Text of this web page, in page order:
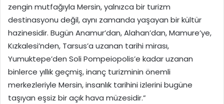
zengin mutfağıyla Mersin, yalnızca bir turizm
destinasyonu değil, aynı zamanda yaşayan bir kültür
hazinesidir. Bugün Anamur’dan, Alahan’dan, Mamure’ye,
Kızkalesi’nden, Tarsus’a uzanan tarihi mirası,
Yumuktepe’den Soli Pompeiopolis’e kadar uzanan
binlerce yıllık geçmiş, inanç turizminin önemli
merkezleriyle Mersin, insanlık tarihini izlerini bugüne
taşıyan eşsiz bir açık hava müzesidir.”